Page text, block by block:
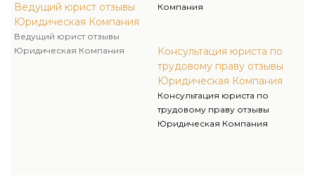
Ведущий юрист отзывы
Юридическая Компания
Ведущий юрист отзывы
Юридическая Компания
Компания
Консультация юриста по
трудовому праву отзывы
Юридическая Компания
Консультация юриста по
трудовому праву отзывы
Юридическая Компания